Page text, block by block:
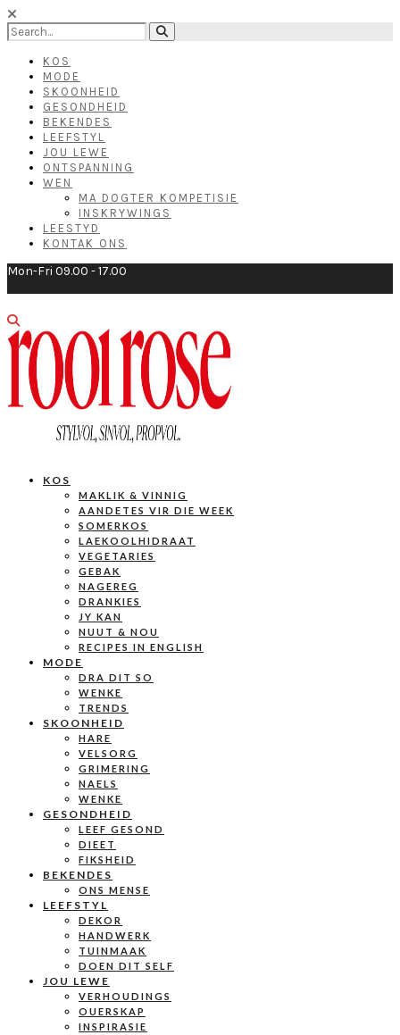
KOS
MODE
SKOONHEID
GESONDHEID
BEKENDES
LEEFSTYL
JOU LEWE
ONTSPANNING
WEN
MA DOGTER KOMPETISIE
INSKRYWINGS
LEESTYD
KONTAK ONS
Mon-Fri 09.00 - 17.00
KOS
MAKLIK & VINNIG
AANDETES VIR DIE WEEK
SOMERKOS
LAEKOOLHIDRAAT
VEGETARIES
GEBAK
NAGEREG
DRANKIES
JY KAN
NUUT & NOU
RECIPES IN ENGLISH
MODE
DRA DIT SO
WENKE
TRENDS
SKOONHEID
HARE
VELSORG
GRIMERING
NAELS
WENKE
GESONDHEID
LEEF GESOND
DIEET
FIKSHEID
BEKENDES
ONS MENSE
LEEFSTYL
DEKOR
HANDWERK
TUINMAAK
DOEN DIT SELF
JOU LEWE
VERHOUDINGS
OUERSKAP
INSPIRASIE